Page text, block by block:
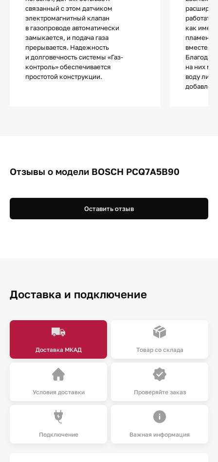
связанный с этом датчиком
электромагнитный клапан
в газопроводе автоматически
замыкается, и подача газа
прерывается. Надежность
и долговечность системы «Газ-
контроль» обеспечивается
простотой конструкции.
работать
как
пламени,
вместе
на них
воду
Отзывы о модели BOSCH PCQ7A5B90
Оставить отзыв
Доставка и подключение
Доставка МКАД Товар со склада
Условия доставки Проверяйте заказ
Подключение Важная информация